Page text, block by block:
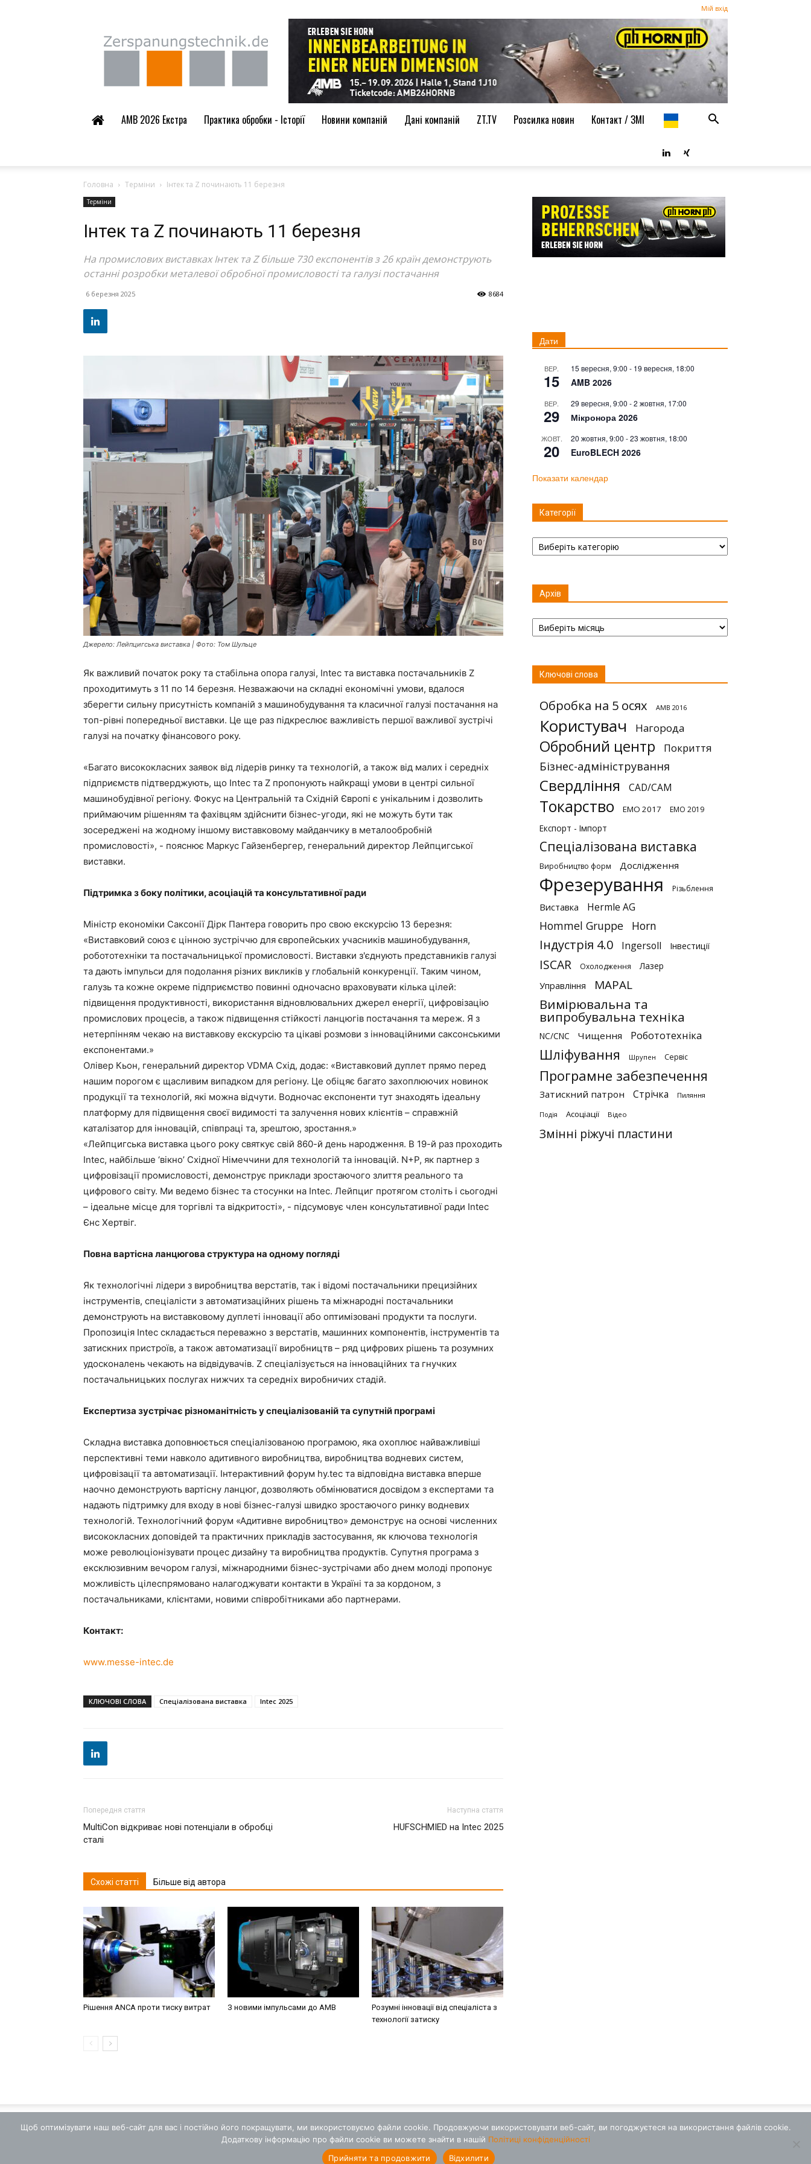
Мій вхід
Zerspanungstechnik.de
AMB 2026 Екстра Практика обробки - Історії Новини компаній Дані компаній ZT.TV Розсилка новин Контакт / ЗМІ
Головна Терміни Інтек та Z починають 11 березня
Терміни
Інтек та Z починають 11 березня
На промислових виставках Інтек та Z більше 730 експонентів з 26 країн демонструють
останні розробки металевої обробної промисловості та галузі постачання
6 березня 2025 8684
Джерело: Лейпцигська виставка | Фото: Том Шульце
Як важливий початок року та стабільна опора галузі, Intec та виставка постачальників Z
проходитимуть з 11 по 14 березня. Незважаючи на складні економічні умови, вдалося
зберегти сильну присутність компаній з машинобудування та класичної галузі постачання на
топ-рівні попередньої виставки. Це ще раз підкреслює важливість першої важливої зустрічі
галузі на початку фінансового року.
«Багато висококласних заявок від лідерів ринку та технологій, а також від малих і середніх
підприємств підтверджують, що Intec та Z пропонують найкращі умови в центрі сильної
машинобудівної регіону. Фокус на Центральній та Східній Європі є унікальним і дозволить
приймаючим рішенням та фахівцям здійснити бізнес-угоди, які не можуть бути так
зосереджені на жодному іншому виставковому майданчику в металообробній
промисловості», - пояснює Маркус Гайзенбергер, генеральний директор Лейпцигської
виставки.
Підтримка з боку політики, асоціацій та консультативної ради
Міністр економіки Саксонії Дірк Пантера говорить про свою екскурсію 13 березня:
«Виставковий союз є цінною зустріччю для європейських учасників машинобудування,
робототехніки та постачальницької промисловості. Виставки з'єднують представників галузі
та дають імпульси для подолання різних викликів у глобальній конкуренції. Таким чином,
галузь та кожне окреме підприємство повинні одночасно враховувати кілька цілей:
підвищення продуктивності, використання відновлювальних джерел енергії, цифровізацію
промислових процесів, а також підвищення стійкості ланцюгів постачання та мереж. Я з
нетерпінням чекаю на виставкову екскурсію та цікаві розмови з інноваційними саксонськими
експонентами.»
Олівер Кьон, генеральний директор VDMA Схід, додає: «Виставковий дуплет прямо перед
нашим порогом є щасливим випадком для регіону. Це обіцяє багато захоплюючих новинок
продукції та технологій, які можна відчути. Водночас експоненти тут знаходять ідеальну
платформу для підвищення своєї видимості та залучення нових клієнтів – справжній
каталізатор для інновацій, співпраці та, зрештою, зростання.»
«Лейпцигська виставка цього року святкує свій 860-й день народження. В 19-й раз проходить
Intec, найбільше ‘вікно’ Східної Німеччини для технологій та інновацій. N+P, як партнер з
цифровізації промисловості, демонструє приклади зростаючого злиття реального та
цифрового світу. Ми ведемо бізнес та стосунки на Intec. Лейпциг протягом століть і сьогодні
– ідеальне місце для торгівлі та відкритості», - підсумовує член консультативної ради Intec
Єнс Хертвіг.
Повна вартісна ланцюгова структура на одному погляді
Як технологічні лідери з виробництва верстатів, так і відомі постачальники прецизійних
інструментів, спеціалісти з автоматизаційних рішень та міжнародні постачальники
демонструють на виставковому дуплеті інновації або оптимізовані продукти та послуги.
Пропозиція Intec складається переважно з верстатів, машинних компонентів, інструментів та
затискних пристроїв, а також автоматизації виробництв – ряд цифрових рішень та розумних
удосконалень чекають на відвідувачів. Z спеціалізується на інноваційних та гнучких
постачальницьких послугах нижчих та середніх виробничих стадій.
Експертиза зустрічає різноманітність у спеціалізованій та супутній програмі
Складна виставка доповнюється спеціалізованою програмою, яка охоплює найважливіші
перспективні теми навколо адитивного виробництва, виробництва водневих систем,
цифровізації та автоматизації. Інтерактивний форум hy.tec та відповідна виставка вперше
наочно демонструють вартісну ланцюг, дозволяють обмінюватися досвідом з експертами та
надають підтримку для входу в нові бізнес-галузі швидко зростаючого ринку водневих
технологій. Технологічний форум «Адитивне виробництво» демонструє на основі численних
висококласних доповідей та практичних прикладів застосування, як ключова технологія
може революціонізувати процес дизайну та виробництва продуктів. Супутня програма з
ексклюзивним вечором галузі, міжнародними бізнес-зустрічами або днем молоді пропонує
можливість цілеспрямовано налагоджувати контакти в Україні та за кордоном, з
постачальниками, клієнтами, новими співробітниками або партнерами.
Контакт:
www.messe-intec.de
КЛЮЧОВІ СЛОВА Спеціалізована виставка Intec 2025
Попередня стаття
MultiCon відкриває нові потенціали в обробці
сталі
Наступна стаття
HUFSCHMIED на Intec 2025
Схожі статті Більше від автора
Рішення ANCA проти тиску витрат З новими імпульсами до AMB
Розумні інновації від спеціаліста з
технології затиску
Дати
ВЕР.
15
15 вересня, 9:00 - 19 вересня, 18:00
AMB 2026
ВЕР.
29
29 вересня, 9:00 -2 жовтня, 17:00
Мікронора 2026
ЖОВТ.
20
20 жовтня, 9:00 -23 жовтня, 18:00
EuroBLECH 2026
Показати календар
Категорії
Категорії
Архів
Архів
Ключові слова
Обробка на 5 осях AMB 2016
Користувач Нагорода
Обробний центр Покриття
Бізнес-адміністрування
Свердління CAD/CAM
Токарство EMO 2017 EMO 2019
Експорт - Імпорт
Спеціалізована виставка
Виробництво форм Дослідження
Фрезерування Різьблення
Виставка Hermle AG
Hommel Gruppe Horn
Індустрія 4.0 Ingersoll Інвестиції
ISCAR Охолодження
Лазер
Управління
MAPAL
Вимірювальна та
випробувальна техніка
NC/CNC Чищення Робототехніка
Шліфування Шрупен Сервіс
Програмне забезпечення
Затискний патрон Стрічка Пиляння
Подія Асоціації Відео
Змінні ріжучі пластини
Щоб оптимізувати наш веб-сайт для вас і постійно його покращувати, ми використовуємо файли cookie. Продовжуючи використовувати веб-сайт, ви погоджуєтеся на використання файлів cookie.
Додаткову інформацію про файли cookie ви можете знайти в нашій Політиці конфіденційності
Прийняти та продовжити
Відхилити